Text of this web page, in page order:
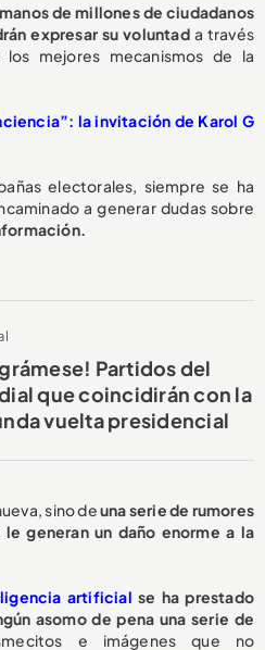
de millones de ciudadanos
expresar su voluntada través
mejores mecanismos de la
la invitación de Karol G
electorales, siempre se ha
a generar dudas sobre
Partidos del
que coincidirán con la
vuelta presidencial
sino deuna serie de rumores
generan un daño enorme a la
artificial se ha prestado
asomo de pena una serie de
e imágenes que no